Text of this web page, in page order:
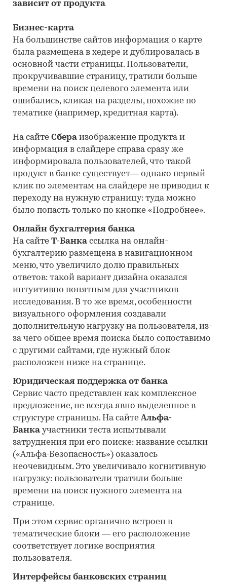
зависит от продукта
Бизнес-карта
На большинстве сайтов информация о карте
была размещена в хедере и дублировалась в
основной части страницы. Пользователи,
прокручивавшие страницу, тратили больше
времени на поиск целевого элемента или
ошибались, кликая на разделы, похожие по
тематике (например, кредитная карта).
На сайте Сбераизображение продукта и
информация в слайдере справа сразу же
информировала пользователей, что такой
продукт в банке существует— однако первый
клик по элементам на слайдере не приводил к
переходу на нужную страницу: туда можно
было попасть только по кнопке «Подробнее».
Онлайн бухгалтерия банка
На сайте Т-Банкассылка на онлайн-
бухгалтерию размещена в навигационном
меню, что увеличило долю правильных
ответов: такой вариант дизайна оказался
интуитивно понятным для участников
исследования. В то же время, особенности
визуального оформления создавали
дополнительную нагрузку на пользователя, из-
за чего общее время поиска было сопоставимо
с другими сайтами, где нужный блок
расположен ниже на странице.
Юридическая поддержка от банка
Сервис часто представлен как комплексное
предложение, не всегда явно выделенное в
структуре страницы. На сайте Альфа-
Банкаучастники теста испытывали
затруднения при его поиске: название ссылки
(«Альфа-Безопасность») оказалось
неочевидным. Это увеличивало когнитивную
нагрузку: пользователи тратили больше
времени на поиск нужного элемента на
странице.
При этом сервис органично встроен в
тематические блоки — его расположение
соответствует логике восприятия
пользователя.
Интерфейсы банковских страниц